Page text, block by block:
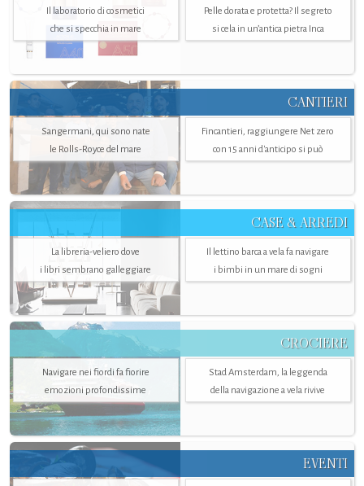
Il laboratorio di cosmetici
che si specchia in mare
Pelle dorata e protetta? Il segreto
si cela in un’antica pietra Inca
CANTIERI
Sangermani, qui sono nate
le Rolls-Royce del mare
Fincantieri, raggiungere Net zero
con 15 anni d'anticipo si può
CASE & ARREDI
La libreria-veliero dove
i libri sembrano galleggiare
Il lettino barca a vela fa navigare
i bimbi in un mare di sogni
CROCIERE
Navigare nei fiordi fa fiorire
emozioni profondissime
Stad Amsterdam, la leggenda
della navigazione a vela rivive
EVENTI